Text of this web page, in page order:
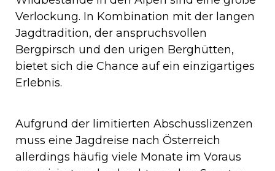
Verlockung. In Kombination mit der langen
Jagdtradition, der anspruchsvollen
Bergpirsch und den urigen Berghütten,
bietet sich die Chance auf ein einzigartiges
Erlebnis.
Aufgrund der limitierten Abschusslizenzen
muss eine Jagdreise nach Österreich
allerdings häufig viele Monate im Voraus